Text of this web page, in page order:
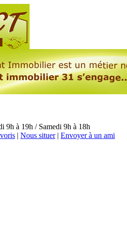
9h à 19h / Samedi 9h à 18h
| Nous situer| Envoyer à un ami